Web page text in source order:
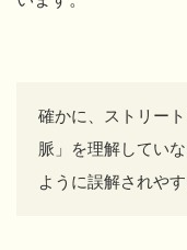
確かに、ストリー
脈」を理解してい
ように誤解されや